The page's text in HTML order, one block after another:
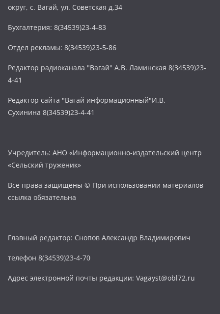
округ, с. Вагай, ул. Советская д.34
Бухгалтерия: 8(34539)23-4-83
Отдел рекламы: 8(34539)23-5-86
Редактор радиоканала "Вагай" А.В. Ламинская 8(34539)23-
4-41
Редактор сайта "Вагай информационный"И.В.
Сухинина 8(34539)23-4-41
Учредитель: АНО «Информационно-издательский центр
«Сельский труженик»
Все права защищены © При использовании материалов
ссылка обязательна
Главный редактор: Снопов Александр Владимирович
телефон 8(34539)23-4-70
Адрес электронной почты редакции: Vagayst@obl72.ru